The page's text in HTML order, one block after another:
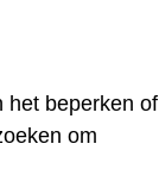
het beperken of
om